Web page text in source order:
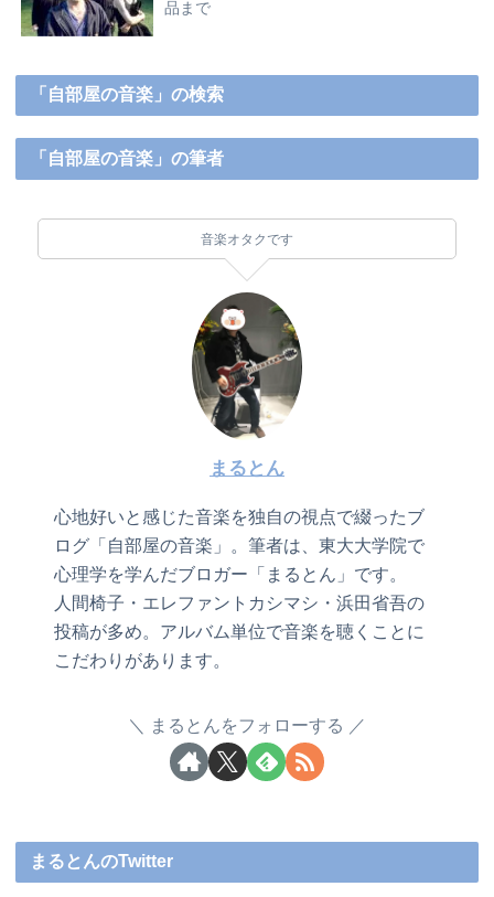
品まで
「自部屋の音楽」の検索
「自部屋の音楽」の筆者
音楽オタクです
まるとん
心地好いと感じた音楽を独自の視点で綴ったブ
ログ「自部屋の音楽」。筆者は、東大大学院で
心理学を学んだブロガー「まるとん」です。
人間椅子・エレファントカシマシ・浜田省吾の
投稿が多め。アルバム単位で音楽を聴くことに
こだわりがあります。
まるとんをフォローする
まるとんのTwitter